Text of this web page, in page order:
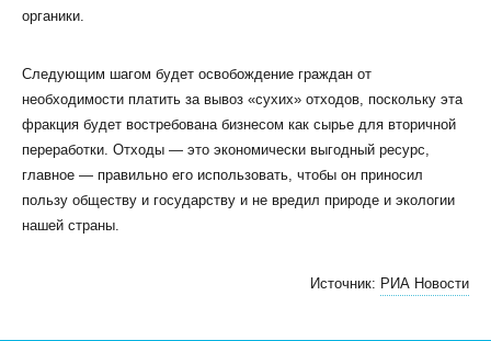
органики.
Следующим шагом будет освобождение граждан от
необходимости платить за вывоз «сухих» отходов, поскольку эта
фракция будет востребована бизнесом как сырье для вторичной
переработки. Отходы — это экономически выгодный ресурс,
главное — правильно его использовать, чтобы он приносил
пользу обществу и государству и не вредил природе и экологии
нашей страны.
Источник: РИА Новости